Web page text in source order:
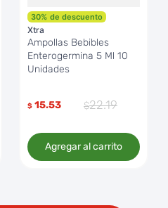
30% de descuento
Xtra
Ampollas Bebibles
Enterogermina 5 Ml 10
Unidades
$ 15.53 22.19
Agregar al carrito